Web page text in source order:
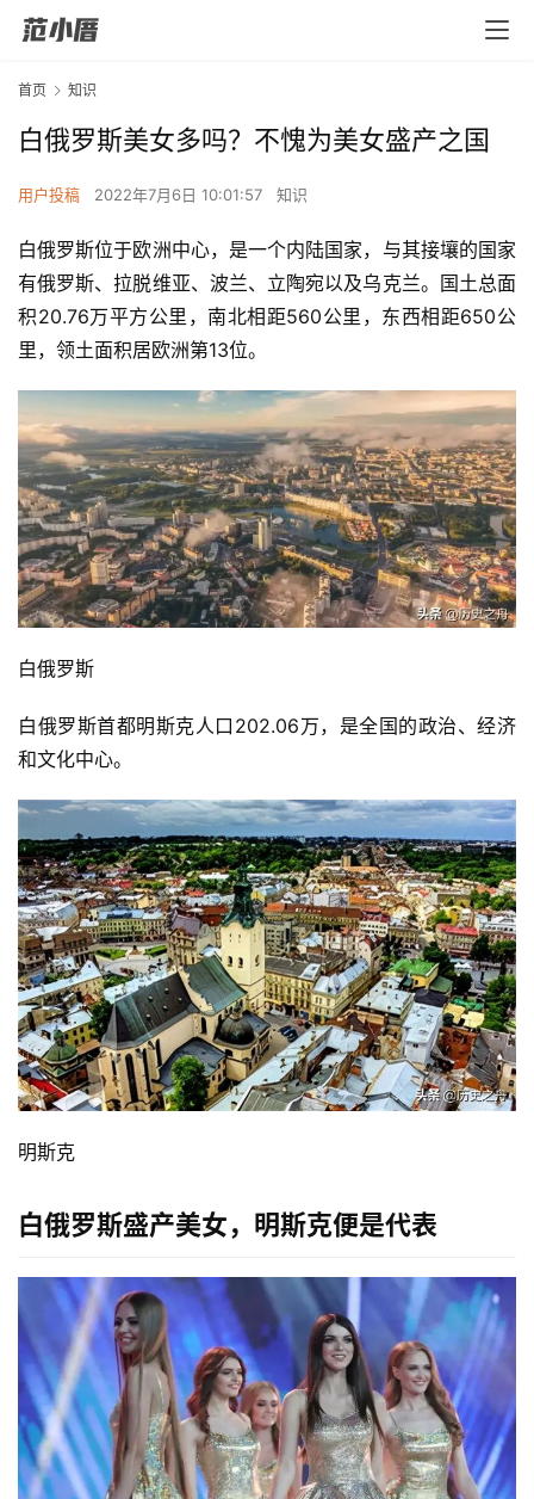
首页 知识
白俄罗斯美女多吗？不愧为美女盛产之国
用户投稿 2022年7月6日 10:01:57 知识
白俄罗斯位于欧洲中心，是一个内陆国家，与其接壤的国家
有俄罗斯、拉脱维亚、波兰、立陶宛以及乌克兰。国土总面
积20.76万平方公里，南北相距560公里，东西相距650公
里，领土面积居欧洲第13位。
白俄罗斯
白俄罗斯首都明斯克人口202.06万，是全国的政治、经济
和文化中心。
明斯克
白俄罗斯盛产美女，明斯克便是代表